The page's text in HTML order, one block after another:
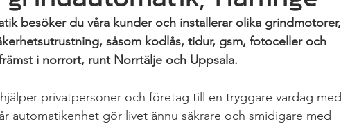
besöker du våra kunder och installerar olika grindmotorer,
såsom kodlås, tidur, gsm, fotoceller och
i norrort, runt Norrtälje och Uppsala.
privatpersoner och företag till en tryggare vardag med
automatikenhet gör livet ännu säkrare och smidigare med